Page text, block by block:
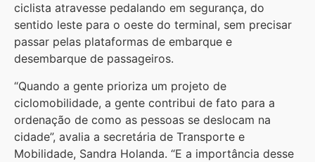
ciclista atravesse pedalando em segurança, do
sentido leste para o oeste do terminal, sem precisar
passar pelas plataformas de embarque e
desembarque de passageiros.
“Quando a gente prioriza um projeto de
ciclomobilidade, a gente contribui de fato para a
ordenação de como as pessoas se deslocam na
cidade”, avalia a secretária de Transporte e
Mobilidade, Sandra Holanda. “E a importância desse